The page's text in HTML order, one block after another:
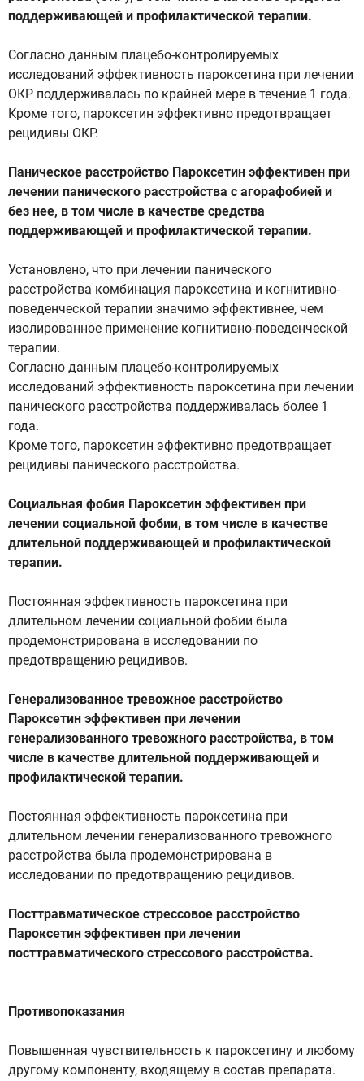
поддерживающей и профилактической терапии.
Согласно данным плацебо-контролируемых
исследований эффективность пароксетина при лечении
ОКР поддерживалась по крайней мере в течение 1 года.
Кроме того, пароксетин эффективно предотвращает
рецидивы ОКР.
Паническое расстройство Пароксетин эффективен при
лечении панического расстройства с агорафобией и
без нее, в том числе в качестве средства
поддерживающей и профилактической терапии.
Установлено, что при лечении панического
расстройства комбинация пароксетина и когнитивно-
поведенческой терапии значимо эффективнее, чем
изолированное применение когнитивно-поведенческой
терапии.
Согласно данным плацебо-контролируемых
исследований эффективность пароксетина при лечении
панического расстройства поддерживалась более 1
года.
Кроме того, пароксетин эффективно предотвращает
рецидивы панического расстройства.
Социальная фобия Пароксетин эффективен при
лечении социальной фобии, в том числе в качестве
длительной поддерживающей и профилактической
терапии.
Постоянная эффективность пароксетина при
длительном лечении социальной фобии была
продемонстрирована в исследовании по
предотвращению рецидивов.
Генерализованное тревожное расстройство
Пароксетин эффективен при лечении
генерализованного тревожного расстройства, в том
числе в качестве длительной поддерживающей и
профилактической терапии.
Постоянная эффективность пароксетина при
длительном лечении генерализованного тревожного
расстройства была продемонстрирована в
исследовании по предотвращению рецидивов.
Посттравматическое стрессовое расстройство
Пароксетин эффективен при лечении
посттравматического стрессового расстройства.
Противопоказания
Повышенная чувствительность к пароксетину и любому
другому компоненту, входящему в состав препарата.